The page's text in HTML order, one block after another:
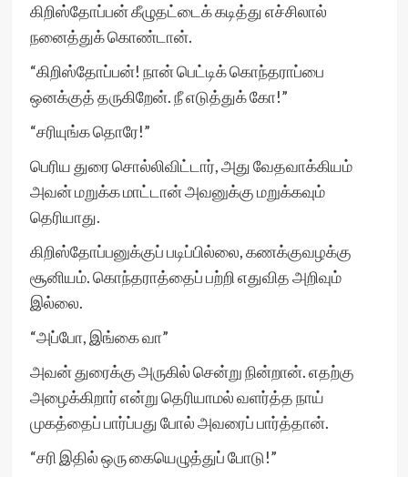
கிறிஸ்தோப்பன் கீழுதட்டைக் கடித்து எச்சிலால்
நனைத்துக் கொண்டான்.
“கிறிஸ்தோப்பன்! நான் பெட்டிக் கொந்தராப்பை
ஒனக்குத் தருகிறேன். நீ எடுத்துக் கோ!”
“சரியுங்க தொரே!”
பெரிய துரை சொல்லிவிட்டார், அது வேதவாக்கியம்
அவன் மறுக்க மாட்டான் அவனுக்கு மறுக்கவும்
தெரியாது.
கிறிஸ்தோப்பனுக்குப் படிப்பில்லை, கணக்குவழக்கு
சூனியம். கொந்தராத்தைப் பற்றி எதுவித அறிவும்
இல்லை.
“அப்போ, இங்கை வா”
அவன் துரைக்கு அருகில் சென்று நின்றான். எதற்கு
அழைக்கிறார் என்று தெரியாமல் வளர்த்த நாய்
முகத்தைப் பார்ப்பது போல் அவரைப் பார்த்தான்.
“சரி இதில் ஒரு கையெழுத்துப் போடு!”